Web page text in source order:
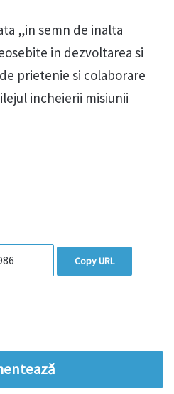
„in semn de inalta
in dezvoltarea si
prietenie si colaborare
incheierii misiunii
Copy URL